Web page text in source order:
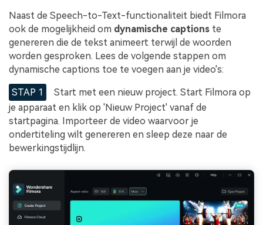
Naast de Speech-to-Text-functionaliteit biedt Filmora
ook de mogelijkheid om dynamische captions te
genereren die de tekst animeert terwijl de woorden
worden gesproken. Lees de volgende stappen om
dynamische captions toe te voegen aan je video's:
STAP 1
Start met een nieuw project. Start Filmora op
je apparaat en klik op 'Nieuw Project' vanaf de
startpagina. Importeer de video waarvoor je
ondertiteling wilt genereren en sleep deze naar de
bewerkingstijdlijn.